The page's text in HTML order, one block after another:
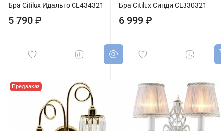
Бра Citilux Идальго CL434321
5 790 ₽
Бра Citilux Синди CL330321
6 999 ₽
Предзаказ